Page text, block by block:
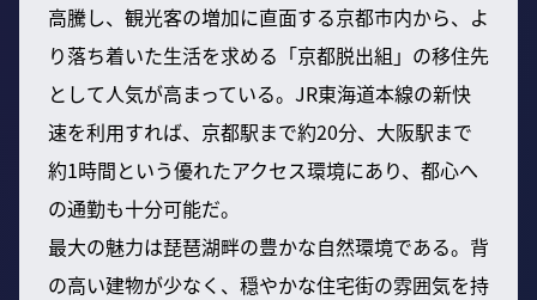
高騰し、観光客の増加に直面する京都市内から、よ
り落ち着いた生活を求める「京都脱出組」の移住先
として人気が高まっている。JR東海道本線の新快
速を利用すれば、京都駅まで約20分、大阪駅まで
約1時間という優れたアクセス環境にあり、都心へ
の通勤も十分可能だ。
最大の魅力は琵琶湖畔の豊かな自然環境である。背
の高い建物が少なく、穏やかな住宅街の雰囲気を持